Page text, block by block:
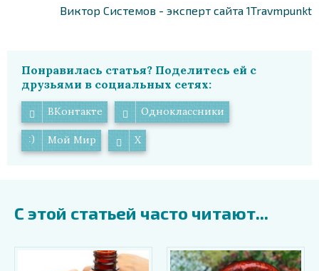
Виктор Системов - эксперт сайта 1Travmpunkt
Понравилась статья? Поделитесь ей с
друзьями в социальных сетях:
ВКонтакте Одноклассники
Мой Мир X
С этой статьей часто читают...